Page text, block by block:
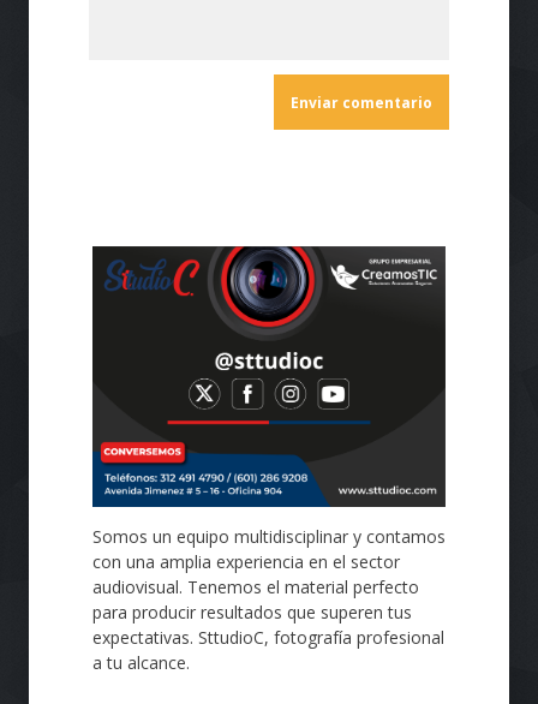
Somos un equipo multidisciplinar y contamos
con una amplia experiencia en el sector
audiovisual. Tenemos el material perfecto
para producir resultados que superen tus
expectativas. SttudioC, fotografía profesional
a tu alcance.